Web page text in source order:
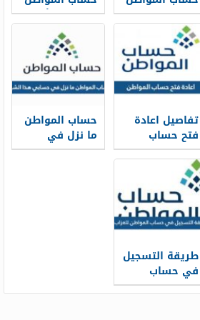
في بنك
الراجحي 1448
في بنك الأهلي
1448
تفاصيل اعادة
فتح حساب
المواطن
للسعوديين بعد
الأمر الملكي
1448
حساب المواطن
ما نزل في
حسابي هذا
طريقة التسجيل
في حساب
المواطن للعزاب